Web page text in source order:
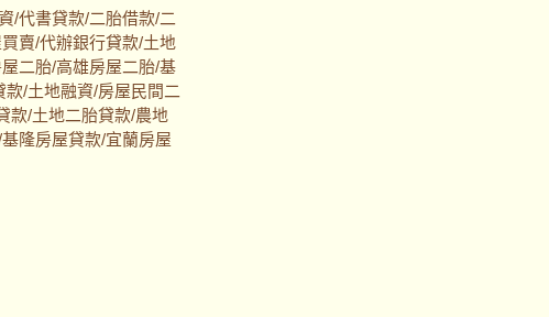
/代書貸款/二胎借款/二
賣/代辦銀行貸款/土地
二胎/高雄房屋二胎/基
/土地融資/房屋民間二
款/土地二胎貸款/農地
隆房屋貸款/宜蘭房屋